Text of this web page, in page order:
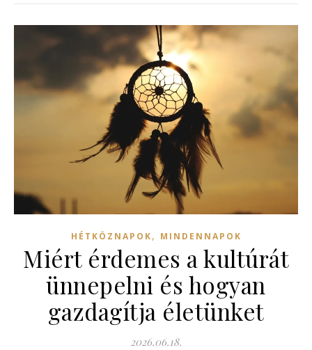
HÉTKÖZNAPOK, MINDENNAPOK
Miért érdemes a kultúrát
ünnepelni és hogyan
gazdagítja életünket
2026.06.18.